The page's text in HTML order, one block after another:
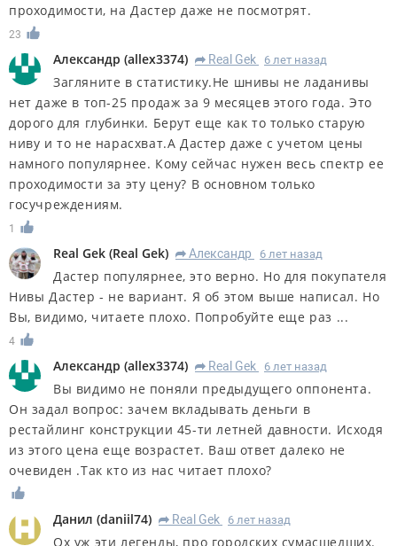
проходимости, на Дастер даже не посмотрят.
23
Александр (allex3374) R Real Gek 6 лет назад
Загляните в статистику.Не шнивы не ладанивы
нет даже в топ-25 продаж за 9 месяцев этого года. Это
дорого для глубинки. Берут еще как то только старую
ниву и то не нарасхват.А Дастер даже с учетом цены
намного популярнее. Кому сейчас нужен весь спектр ее
проходимости за эту цену? В основном только
госучреждениям.
1
Real Gek (Real Gek) R Александр 6 лет назад
Дастер популярнее, это верно. Но для покупателя
Нивы Дастер - не вариант. Я об этом выше написал. Но
Вы, видимо, читаете плохо. Попробуйте еще раз ...
4
Александр (allex3374) R Real Gek 6 лет назад
Вы видимо не поняли предыдущего оппонента.
Он задал вопрос: зачем вкладывать деньги в
рестайлинг конструкции 45-ти летней давности. Исходя
из этого цена еще возрастет. Ваш ответ далеко не
очевиден .Так кто из нас читает плохо?
Данил (daniil74) R Real Gek 6 лет назад
Ох уж эти легенды, про городских сумасшедших.